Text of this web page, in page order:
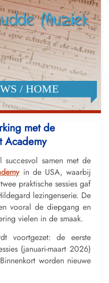
/ HOME
met de
Academy
samen met de
in de USA, waarbij
praktische sessies gaf
lezingenserie. De
vooral de diepgang en
vielen in de smaak.
voortgezet: de eerste
(januari-maart 2026)
worden nieuwe